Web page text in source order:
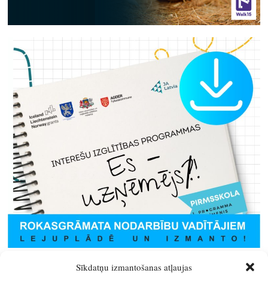
Sīkdatņu izmantošanas atļaujas